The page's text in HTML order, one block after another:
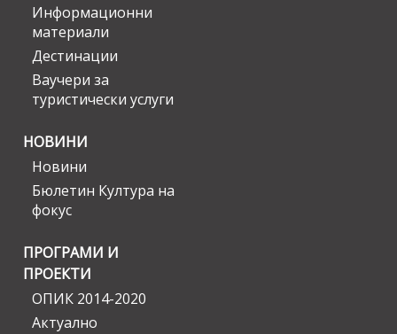
Информационни
материали
Дестинации
Ваучери за
туристически услуги
НОВИНИ
Новини
Бюлетин Култура на
фокус
ПРОГРАМИ И
ПРОЕКТИ
ОПИК 2014-2020
Актуално